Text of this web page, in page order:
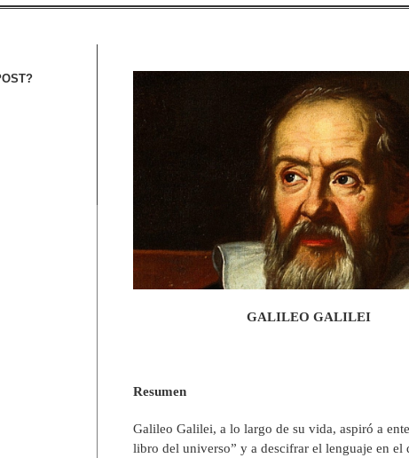
GALILEO GALILEI
Resumen
Galileo Galilei, a lo largo de su vida, aspiró a
libro del universo” y a descifrar el lenguaje en el